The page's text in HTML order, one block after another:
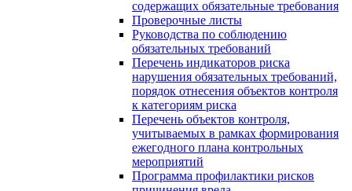
содержащих обязательные требования
Проверочные листы
Руководства по соблюдению
обязательных требований
Перечень индикаторов риска
нарушения обязательных требований,
порядок отнесения объектов контроля
к категориям риска
Перечень объектов контроля,
учитываемых в рамках формирования
ежегодного плана контрольных
мероприятий
Программа профилактики рисков